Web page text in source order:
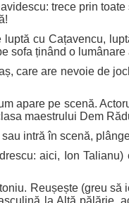
trece prin
cu Cațavencu,
sofa ținând o
care are nevoie de
apare pe scenă.
maestrului Dem
intră în scenă,
aici, Ion
Reușește (greu
la Altă pălărie,